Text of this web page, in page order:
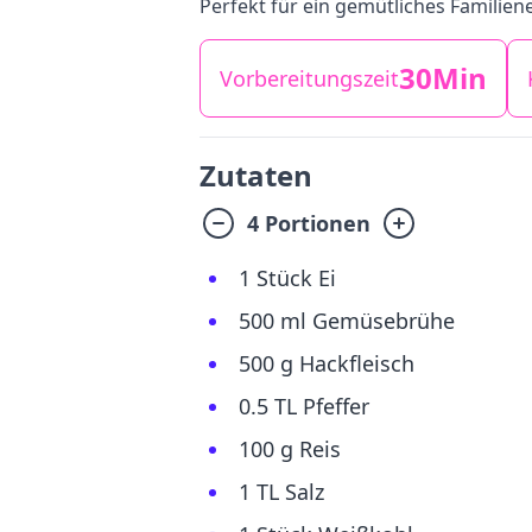
Perfekt für ein gemütliches
Vorbereitungszeit30Min
Zutaten
4 Portionen
1 Stück Ei
500 ml Gemüsebrühe
500 g Hackfleisch
0.5 TL Pfeffer
100 g Reis
1 TL Salz